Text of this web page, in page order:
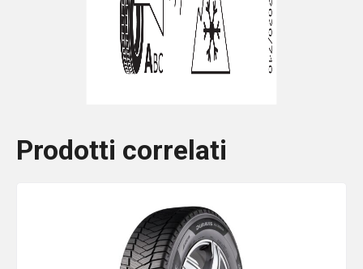
Prodotti correlati